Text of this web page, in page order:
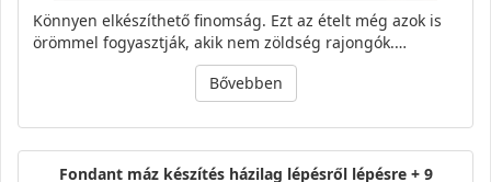
Könnyen elkészíthető finomság. Ezt az ételt még azok is
örömmel fogyasztják, akik nem zöldség rajongók.…
Bővebben
Fondant máz készítés házilag lépésről lépésre + 9